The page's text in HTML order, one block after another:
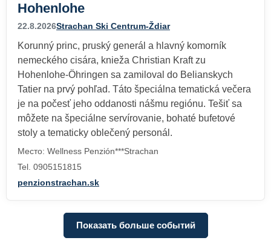
Hohenlohe
22.8.2026Strachan Ski Centrum-Ždiar
Korunný princ, pruský generál a hlavný komorník
nemeckého cisára, knieža Christian Kraft zu
Hohenlohe-Öhringen sa zamiloval do Belianskych
Tatier na prvý pohľad. Táto špeciálna tematická večera
je na počesť jeho oddanosti nášmu regiónu. Tešiť sa
môžete na špeciálne servírovanie, bohaté bufetové
stoly a tematicky oblečený personál.
Место: Wellness Penzión***Strachan
Tel. 0905151815
penzionstrachan.sk
Показать больше событий